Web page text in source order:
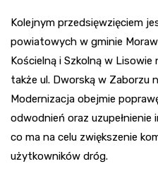
Kolejnym przedsięwzięciem
powiatowych w gminie
Kościelną i Szkolną w
także ul. Dworską w Zaborzu
Modernizacja obejmie
odwodnień oraz
co ma na celu zwiększenie
użytkowników dróg.